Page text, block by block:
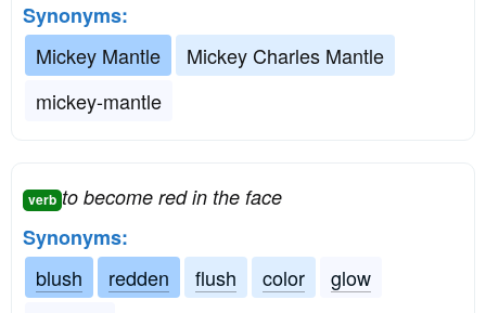
Synonyms:
Mickey Mantle
Mickey Charles Mantle
mickey-mantle
verb to become red in the face
Synonyms:
blush
redden flush color
glow